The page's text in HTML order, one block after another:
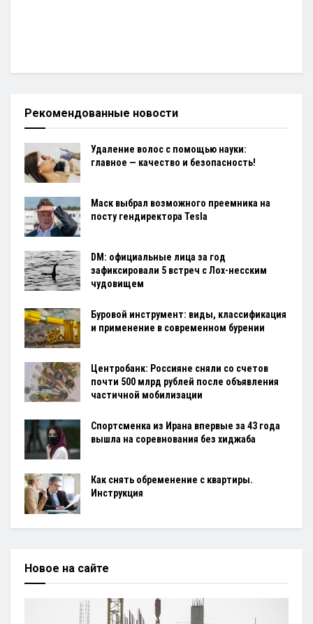
Рекомендованные новости
Удаление волос с помощью науки:
главное — качество и безопасность!
Маск выбрал возможного преемника на
посту гендиректора Tesla
DM: официальные лица за год
зафиксировали 5 встреч с Лох-несским
чудовищем
Буровой инструмент: виды, классификация
и применение в современном бурении
Центробанк: Россияне сняли со счетов
почти 500 млрд рублей после объявления
частичной мобилизации
Спортсменка из Ирана впервые за 43 года
вышла на соревнования без хиджаба
Как снять обременение с квартиры.
Инструкция
Новое на сайте